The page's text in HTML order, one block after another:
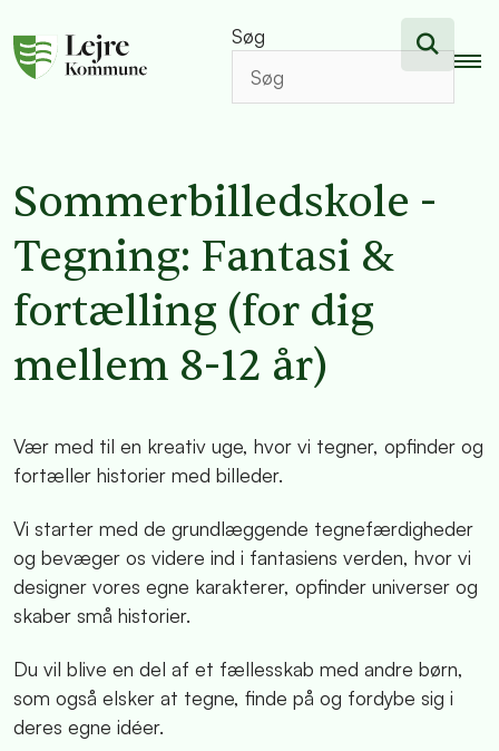
Søg
Sommerbilledskole -
Tegning: Fantasi &
fortælling (for dig
mellem 8-12 år)
Vær med til en kreativ uge, hvor vi tegner, opfinder og
fortæller historier med billeder.
Vi starter med de grundlæggende tegnefærdigheder
og bevæger os videre ind i fantasiens verden, hvor vi
designer vores egne karakterer, opfinder universer og
skaber små historier.
Du vil blive en del af et fællesskab med andre børn,
som også elsker at tegne, finde på og fordybe sig i
deres egne idéer.